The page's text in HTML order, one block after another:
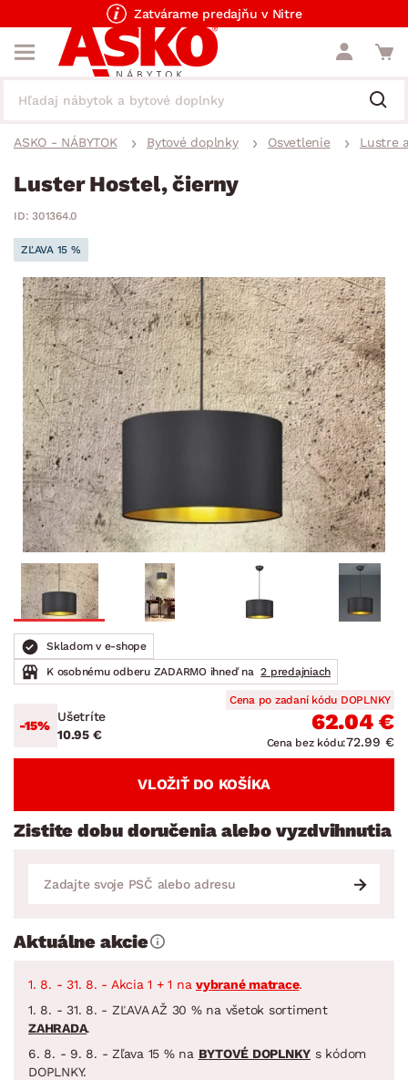
Zatvárame predajňu v Nitre
ASKO - NÁBYTOK Bytové doplnky Osvetlenie Lustre
Luster Hostel, čierny
ID: 301364.0
ZĽAVA 15 %
Skladom v e-shope
K osobnému odberu ZADARMO ihneď na 2 predajniach
-15%
Ušetríte
10.95 €
Cena po zadaní kódu DOPLNKY
62.04 €
Cena bez kódu:72.99 €
VLOŽIŤ DO KOŠÍKA
Zistite dobu doručenia alebo vyzdvihnutia
Aktuálne akcie
1. 8. - 31. 8. - Akcia 1 + 1 na vybrané matrace.
1. 8. - 31. 8. - ZĽAVA AŽ 30 % na všetok sortiment
ZAHRADA.
6. 8. - 9. 8. - Zľava 15 % na BYTOVÉ DOPLNKY s kódom
DOPLNKY.